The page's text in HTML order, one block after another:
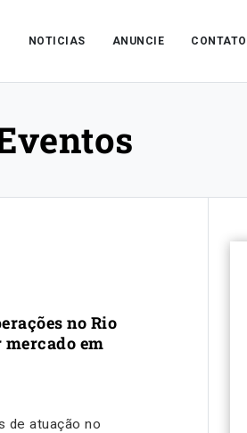
NOTICIAS ANUNCIE CONTATO
no Rio
em
de atuação no